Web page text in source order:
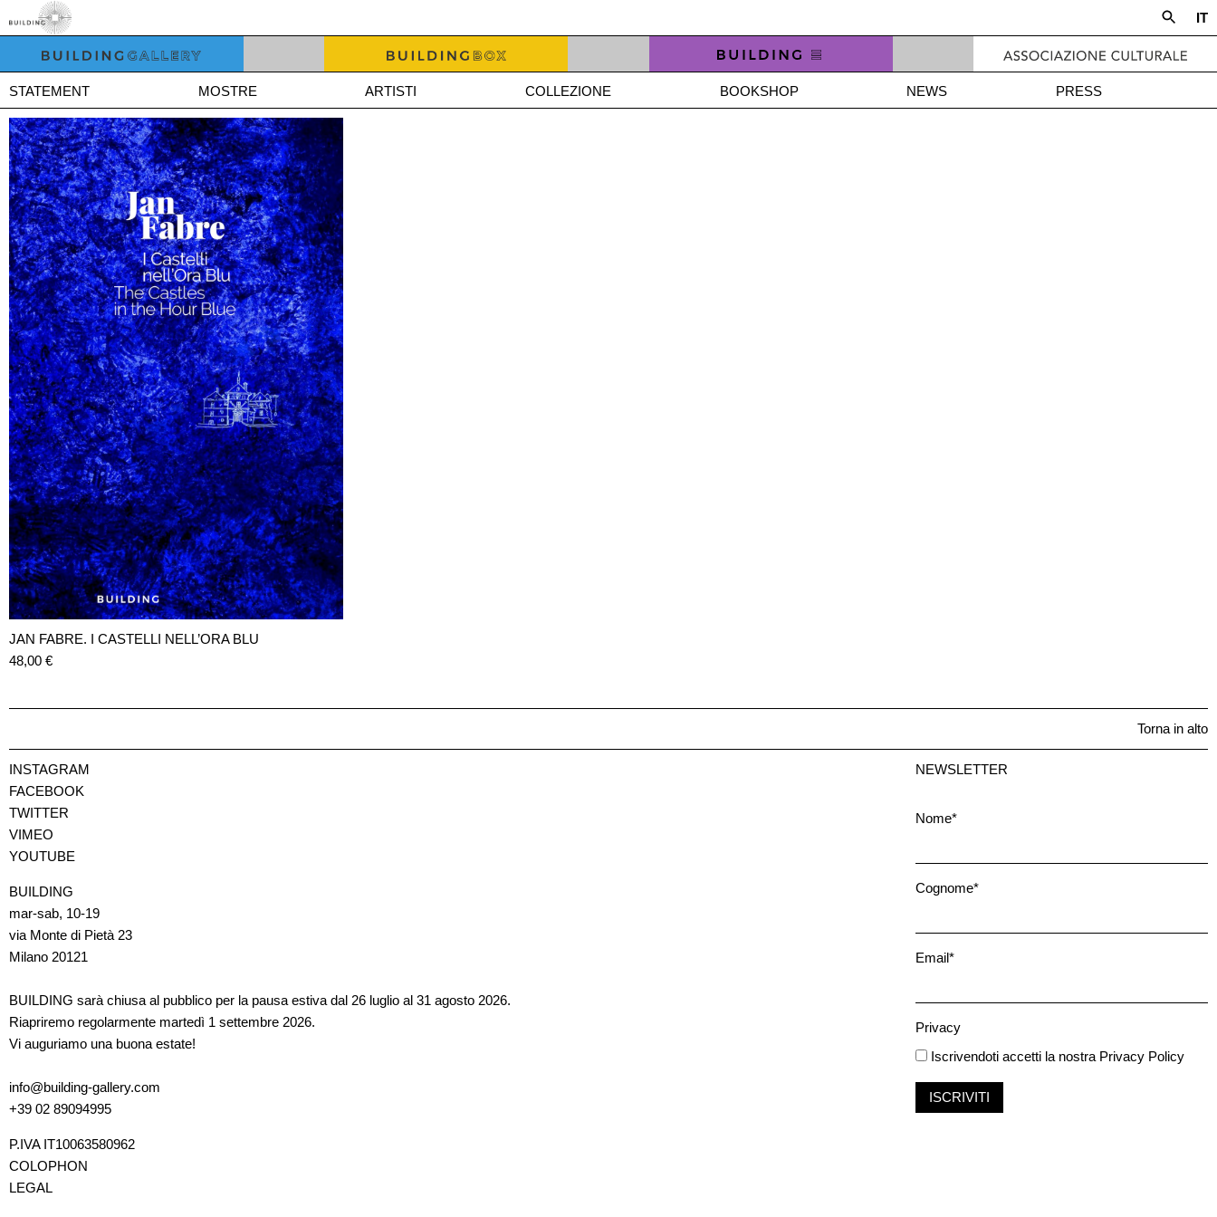
IT
STATEMENT MOSTRE ARTISTI COLLEZIONE BOOKSHOP NEWS PRESS
JAN FABRE. I CASTELLI NELL’ORA BLU
48,00 €
Torna in alto
INSTAGRAM
FACEBOOK
TWITTER
VIMEO
YOUTUBE
BUILDING
mar-sab, 10-19
via Monte di Pietà 23
Milano 20121
BUILDING sarà chiusa al pubblico per la pausa estiva dal 26 luglio al 31 agosto 2026.
Riapriremo regolarmente martedì 1 settembre 2026.
Vi auguriamo una buona estate!
info@building-gallery.com
+39 02 89094995
P.IVA IT10063580962
COLOPHON
LEGAL
NEWSLETTER
Nome*
Cognome*
Email*
Privacy
Iscrivendoti accetti la nostra Privacy Policy
ISCRIVITI